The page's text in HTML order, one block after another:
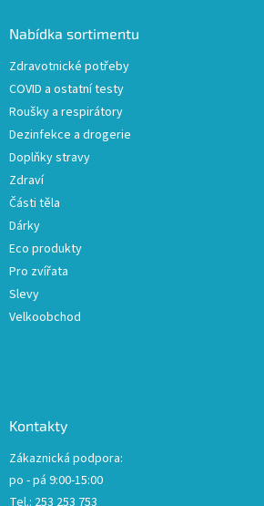
Nabídka sortimentu
Zdravotnické potřeby
COVID a ostatní testy
Roušky a respirátory
Dezinfekce a drogerie
Doplňky stravy
Zdraví
Části těla
Dárky
Eco produkty
Pro zvířata
Slevy
Velkoobchod
Kontakty
Zákaznická podpora:
po - pá 9:00-15:00